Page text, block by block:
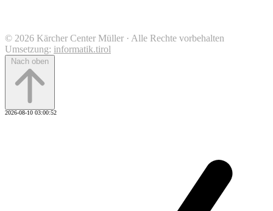
© 2026 Kärcher Center Müller · Alle Rechte vorbehalten
Umsetzung: informatik.tirol
Nach oben
2026-08-10 03:00:52